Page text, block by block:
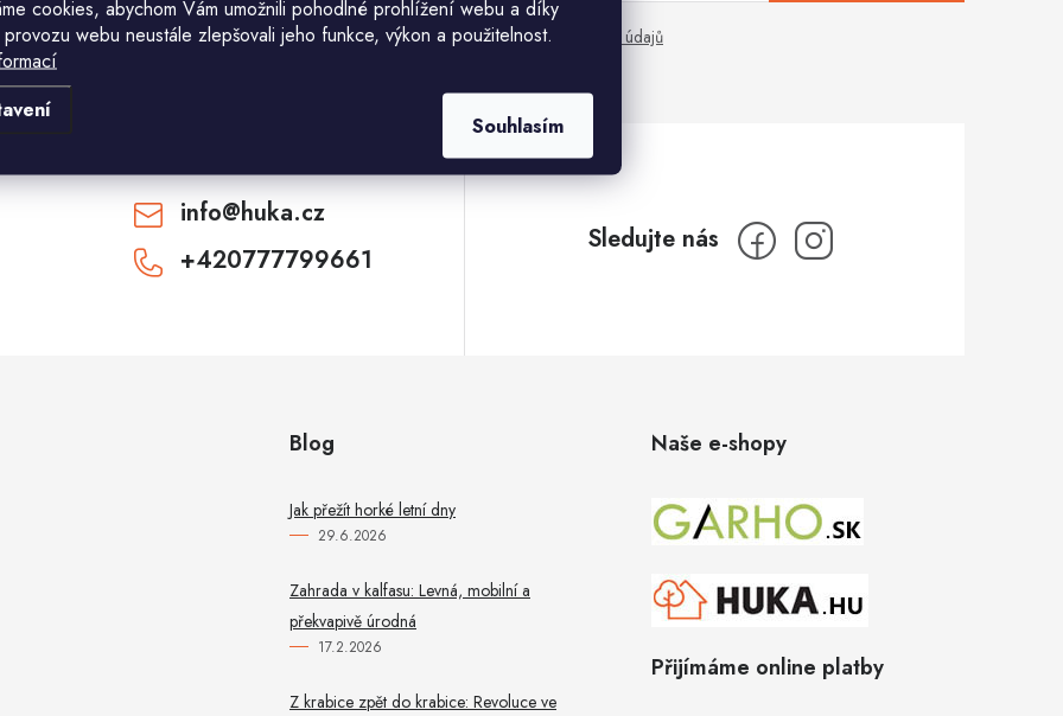
cookies, abychom Vám umožnili pohodlné prohlížení webu a díky
webu neustále zlepšovali jeho funkce, výkon a použitelnost.
Souhlasím
Vložením e-mailu souhlasíte spodmínkami ochrany osobních údajů
info@huka.cz
+420777799661
Blog
Jak přežít horké letní dny
29.6.2026
Zahrada v kalfasu: Levná, mobilní a
překvapivě úrodná
17.2.2026
Z krabice zpět do krabice: Revoluce ve
Naše e-shopy
Přijímáme online platby
CHCI SLEVU